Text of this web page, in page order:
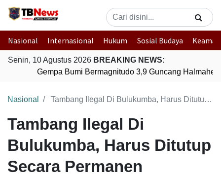
Nasional Internasional Hukum Sosial Budaya
Senin, 10 Agustus 2026 BREAKING NEWS:
Gempa Bumi Bermagnitudo 3,9 Guncang
Nasional Tambang Ilegal Di Bulukumba, Harus Ditutup Secara Permanen
Tambang Ilegal Di
Bulukumba, Harus Ditutup
Secara Permanen